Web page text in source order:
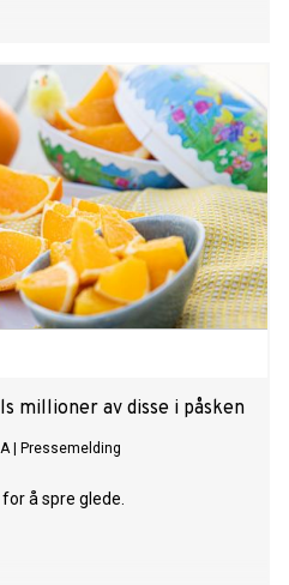
millioner av disse i påsken
| Pressemelding
å spre glede.